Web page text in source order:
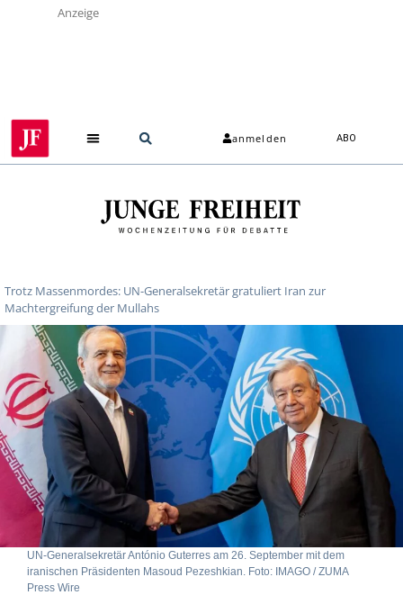
Anzeige
anmelden ABO
Trotz Massenmordes: UN-Generalsekretär gratuliert Iran zur
Machtergreifung der Mullahs
UN-Generalsekretär António Guterres am 26. September mit dem
iranischen Präsidenten Masoud Pezeshkian. Foto: IMAGO / ZUMA
Press Wire